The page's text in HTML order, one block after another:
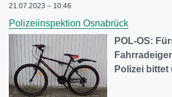
21.07.2023 – 10:46
Polizeiinspektion Osnabrück
POL-OS:
Polizei bittet